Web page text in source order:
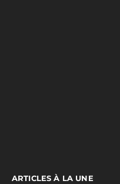
ARTICLES À LA UNE